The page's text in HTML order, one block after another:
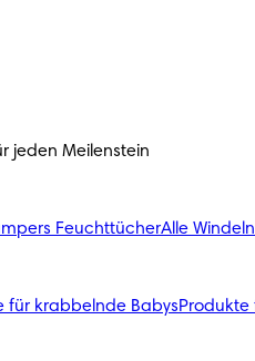
jeden Meilenstein
FeuchttücherAlle
für krabbelnde BabysProdukte